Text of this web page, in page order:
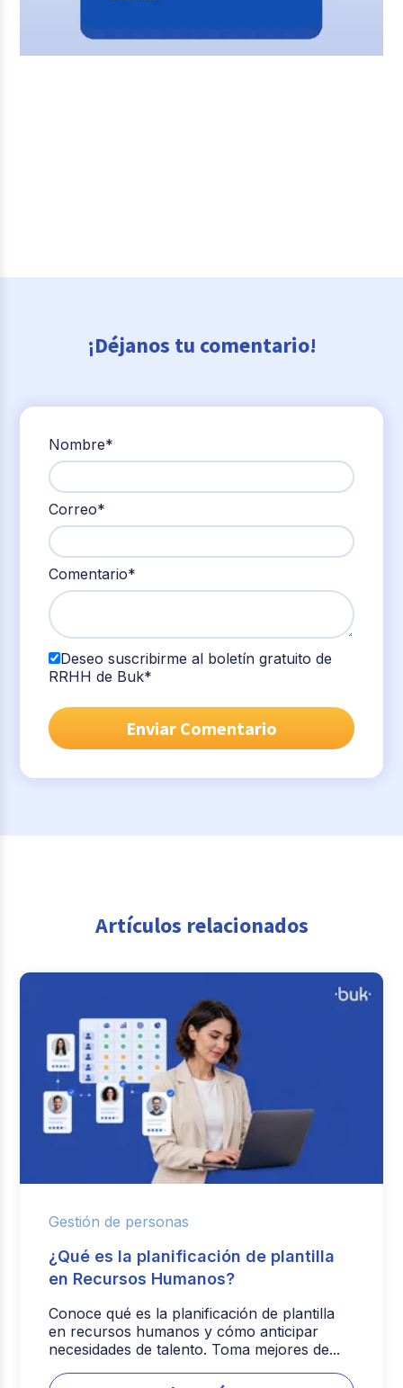
¡Déjanos tu comentario!
Nombre*
Correo*
Comentario*
Deseo suscribirme al boletín gratuito de
RRHH de Buk*
Artículos relacionados
Gestión de personas
¿Qué es la planificación de plantilla
en Recursos Humanos?
Conoce qué es la planificación de plantilla
en recursos humanos y cómo anticipar
necesidades de talento. Toma mejores de...